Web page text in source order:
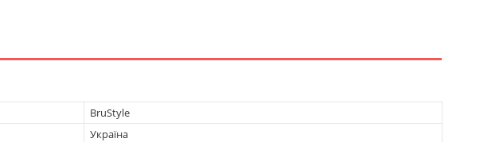
BruStyle
Україна